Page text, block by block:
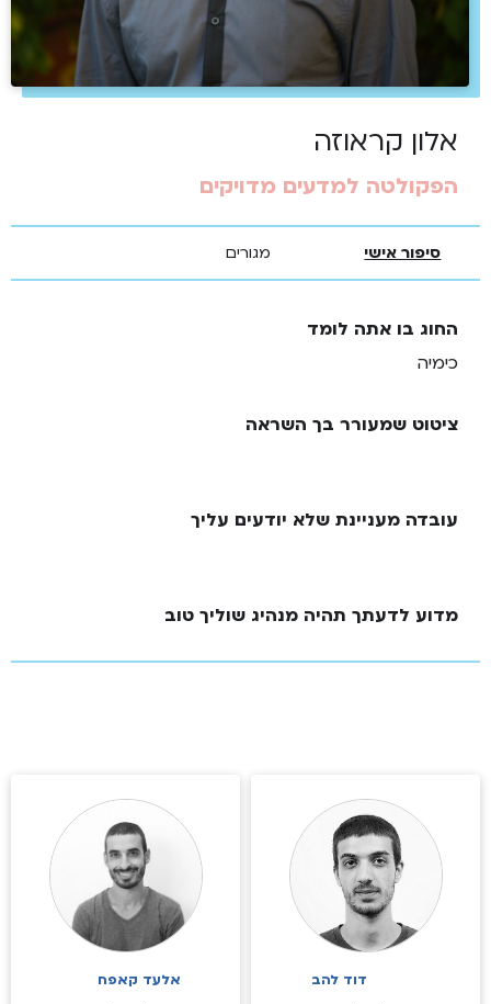
אלון קראוזה
הפקולטה למדעים מדויקים
סיפור אישי מגורים
החוג בו אתה לומד
כימיה
ציטוט שמעורר בך השראה
עובדה מעניינת שלא יודעים עליך
מדוע לדעתך תהיה מנהיג שוליך טוב
דוד להב
אלעד קאפח